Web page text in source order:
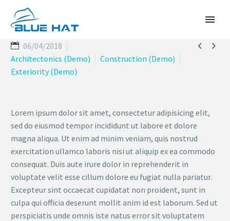
TIẾNG VIỆT
 
06/04/2018
Architectonics (Demo)
Construction (Demo)
Exteriority (Demo)
Lorem ipsum dolor sit amet, consectetur adipisicing elit,
sed do eiusmod tempor incididunt ut labore et dolore
magna aliqua. Ut enim ad minim veniam, quis nostrud
exercitation ullamco laboris nisi ut aliquip ex ea commodo
consequat. Duis aute irure dolor in reprehenderit in
voluptate velit esse cillum dolore eu fugiat nulla pariatur.
Excepteur sint occaecat cupidatat non proident, sunt in
culpa qui officia deserunt mollit anim id est laborum. Sed ut
perspiciatis unde omnis iste natus error sit voluptatem